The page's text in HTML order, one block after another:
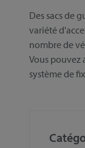
Des sacs de
variété
nombre de
Vous pouvez
système de